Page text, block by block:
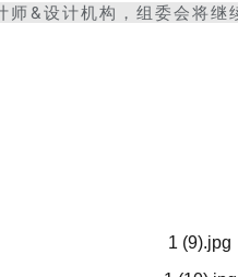
师&设计机构，组委会将